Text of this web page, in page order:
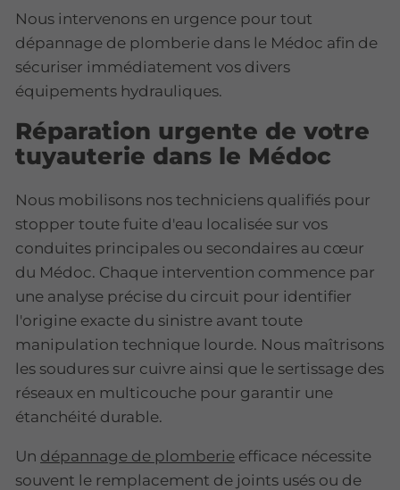
Nous intervenons en urgence pour tout
dépannage de plomberie dans le Médoc afin de
sécuriser immédiatement vos divers
équipements hydrauliques.
Réparation urgente de votre
tuyauterie dans le Médoc
Nous mobilisons nos techniciens qualifiés pour
stopper toute fuite d'eau localisée sur vos
conduites principales ou secondaires au cœur
du Médoc. Chaque intervention commence par
une analyse précise du circuit pour identifier
l'origine exacte du sinistre avant toute
manipulation technique lourde. Nous maîtrisons
les soudures sur cuivre ainsi que le sertissage des
réseaux en multicouche pour garantir une
étanchéité durable.
Un dépannage de plomberie efficace nécessite
souvent le remplacement de joints usés ou de